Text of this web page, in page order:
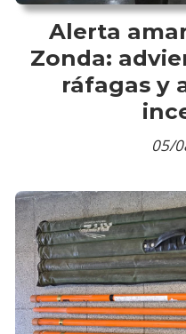
Alerta
Zonda:
ráfagas y
05/